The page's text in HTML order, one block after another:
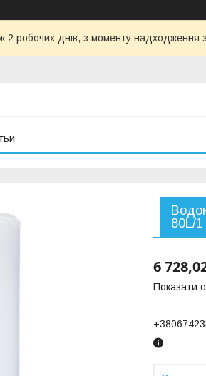
робочих днів, з моменту надходження
80L/1
6
Показати